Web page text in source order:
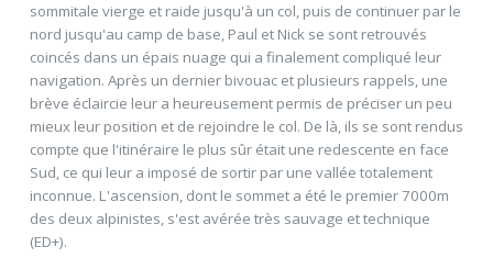
sommitale vierge et raide jusqu'à un col, puis de continuer par le
nord jusqu'au camp de base, Paul et Nick se sont retrouvés
coincés dans un épais nuage qui a finalement compliqué leur
navigation. Après un dernier bivouac et plusieurs rappels, une
brève éclaircie leur a heureusement permis de préciser un peu
mieux leur position et de rejoindre le col. De là, ils se sont rendus
compte que l'itinéraire le plus sûr était une redescente en face
Sud, ce qui leur a imposé de sortir par une vallée totalement
inconnue. L'ascension, dont le sommet a été le premier 7000m
des deux alpinistes, s'est avérée très sauvage et technique
(ED+).